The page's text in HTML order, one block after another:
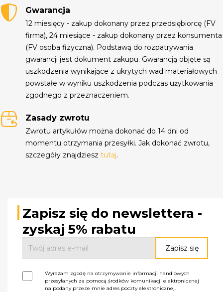
Gwarancja
12 miesięcy - zakup dokonany przez przedsiębiorcę (FV
firma), 24 miesiące - zakup dokonany przez konsumenta
(FV osoba fizyczna). Podstawą do rozpatrywania
gwarancji jest dokument zakupu. Gwarancją objęte są
uszkodzenia wynikające z ukrytych wad materiałowych
powstałe w wyniku uszkodzenia podczas użytkowania
zgodnego z przeznaczeniem.
Zasady zwrotu
Zwrotu artykułów można dokonać do 14 dni od
momentu otrzymania przesyłki. Jak dokonać zwrotu,
szczegóły znajdziesztutaj.
Zapisz się do newslettera -
zyskaj 5% rabatu
Wyrażam zgodę na otrzymywanie informacji handlowych
przesyłanych za pomocą środków komunikacji elektronicznej
na podany przeze mnie adres poczty elektronicznej.